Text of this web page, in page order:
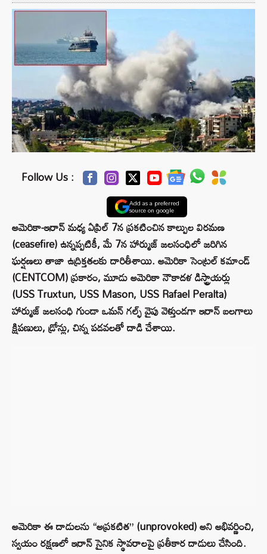
Follow Us :
Add as a preferred
source on google
అమెరికా-ఇరాన్ మధ్య ఏప్రిల్ 7న ప్రకటించిన కాల్పుల విరమణ
(ceasefire) ఉన్నప్పటికీ, మే 7న హార్ముజ్ జలసంధిలో జరిగిన
ఘర్షణలు తాజా ఉద్రిక్తతలకు దారితీశాయి. అమెరికా సెంట్రల్ కమాండ్
(CENTCOM) ప్రకారం, మూడు అమెరికా నౌకాదళ డిస్ట్రాయర్లు
(USS Truxtun, USS Mason, USS Rafael Peralta)
హార్ముజ్ జలసంధి గుండా ఒమన్ గల్ఫ్ వైపు వెళ్తుండగా ఇరాన్ బలగాలు
క్షిపణులు, డ్రోన్లు, చిన్న పడవలతో దాడి చేశాయి.
అమెరికా ఈ దాడులను “అప్రకటిత” (unprovoked) అని అభివర్ణించి,
స్వయం రక్షణలో ఇరాన్ సైనిక స్థావరాలపై ప్రతీకార దాడులు చేసింది.